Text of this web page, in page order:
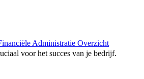
Administratie Overzicht
voor het succes van je bedrijf.